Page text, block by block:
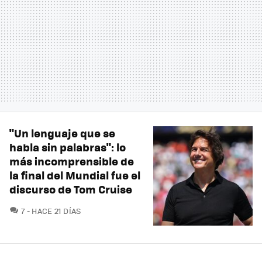
"Un lenguaje que se
habla sin palabras": lo
más incomprensible de
la final del Mundial fue el
discurso de Tom Cruise
7COMENTARIOS
HACE 21 DÍAS